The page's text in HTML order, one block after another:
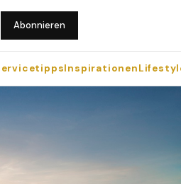
Abonnieren
Inspirationen